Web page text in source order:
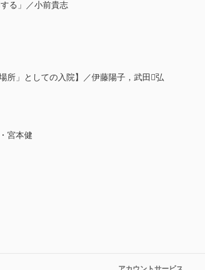
る」／小前貴志
所」としての入院】／伊藤陽子，武田弘
宮本健